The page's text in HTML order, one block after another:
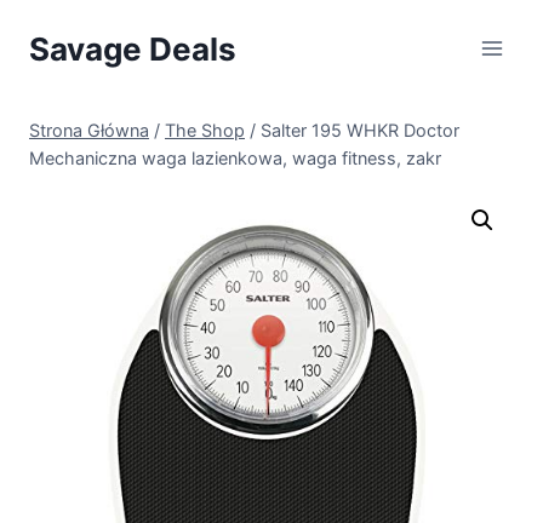
Savage Deals
Strona Główna / The Shop / Salter 195 WHKR Doctor
Mechaniczna waga lazienkowa, waga fitness, zakr